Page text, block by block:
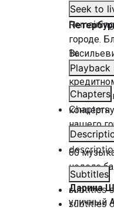
Seek to
1x
Playback
Chapters
Chapters
Subtitles
subtitles
subtitles
Сергей
городе.
под
нашего
60
неделе
Дарина
уличный